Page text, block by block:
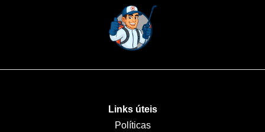
Links úteis
Políticas